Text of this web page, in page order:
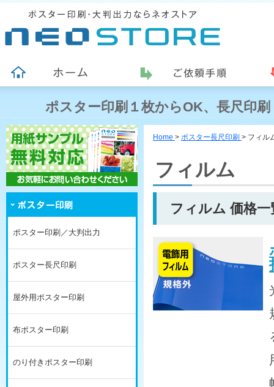
ポスター印刷１枚からOK、長尺印
ポスター印刷／大判出力
ポスター長尺印刷
屋外用ポスター印刷
布ポスター印刷
のり付きポスター印刷
Home > ポスター長尺印刷 > フィル
フィルム
フィルム 価格一